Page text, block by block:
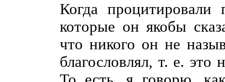
Когда
которые он якобы
что никого он не
благословлял, т. е.